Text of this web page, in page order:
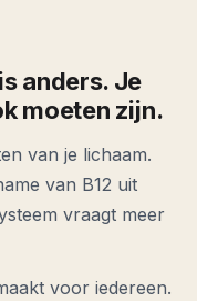
anders. Je
moeten zijn.
van je lichaam.
van B12 uit
vraagt meer
voor iedereen.